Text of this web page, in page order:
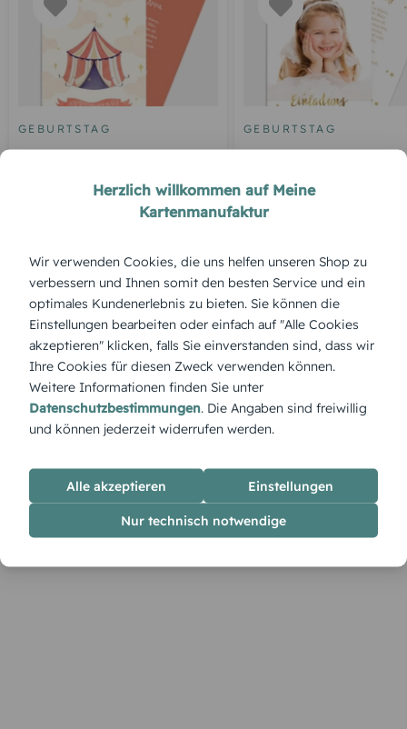
GEBURTSTAG
Geburtstagseinladung
GEBURTSTAG
Geburtstagseinladung
ÜBERBLICK:
Produktbeschreibung
„Bär-held“ – Niedliche Einladung für mutige
Geburtstagskinder – mit liebevoller Illustration.
Herzlich willkommen auf Meine
Kartenmanufaktur
Wir verwenden Cookies, die uns helfen unseren Shop zu
verbessern und Ihnen somit den besten Service und ein
optimales Kundenerlebnis zu bieten. Sie können die
Einstellungen bearbeiten oder einfach auf "Alle Cookies
akzeptieren" klicken, falls Sie einverstanden sind, dass wir
Ihre Cookies für diesen Zweck verwenden können.
Weitere Informationen finden Sie unter
Datenschutzbestimmungen. Die Angaben sind freiwillig
und können jederzeit widerrufen werden.
Alle akzeptieren Einstellungen
Nur technisch notwendige